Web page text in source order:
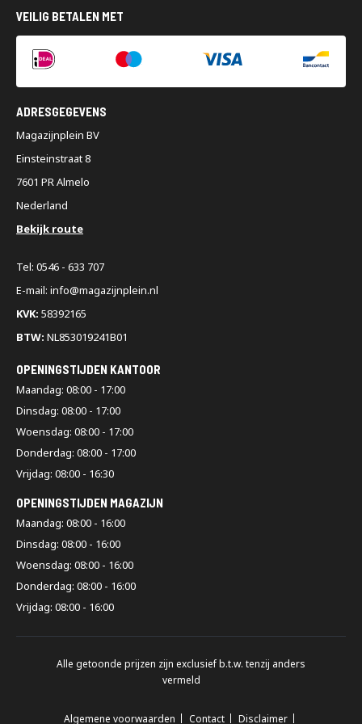
VEILIG BETALEN MET
ADRESGEGEVENS
Magazijnplein BV
Einsteinstraat 8
7601 PR Almelo
Nederland
Bekijk route
Tel: 0546 - 633 707
E-mail: info@magazijnplein.nl
KVK: 58392165
BTW: NL853019241B01
OPENINGSTIJDEN KANTOOR
Maandag: 08:00 - 17:00
Dinsdag: 08:00 - 17:00
Woensdag: 08:00 - 17:00
Donderdag: 08:00 - 17:00
Vrijdag: 08:00 - 16:30
OPENINGSTIJDEN MAGAZIJN
Maandag: 08:00 - 16:00
Dinsdag: 08:00 - 16:00
Woensdag: 08:00 - 16:00
Donderdag: 08:00 - 16:00
Vrijdag: 08:00 - 16:00
Alle getoonde prijzen zijn exclusief b.t.w. tenzij anders
vermeld
Algemene voorwaarden Contact Disclaimer